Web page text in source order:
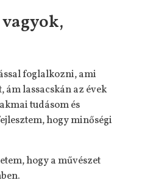
foglalkozni, ami
lassacskán az évek
tudásom és
hogy minőségi
hogy a művészet